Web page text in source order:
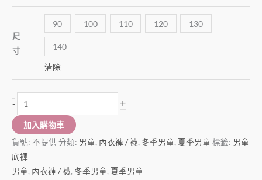
尺
寸
90 100 110 120 130
140
清除
- +
加入購物車
貨號: 不提供 分類: 男童, 內衣褲 / 襪, 冬季男童, 夏季男童 標籤: 男童
底褲
男童, 內衣褲 / 襪, 冬季男童, 夏季男童